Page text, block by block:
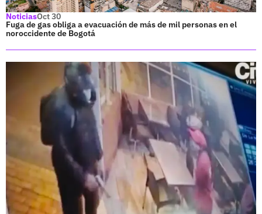
NoticiasOct 30
Fuga de gas obliga a evacuación de más de mil personas en el
noroccidente de Bogotá